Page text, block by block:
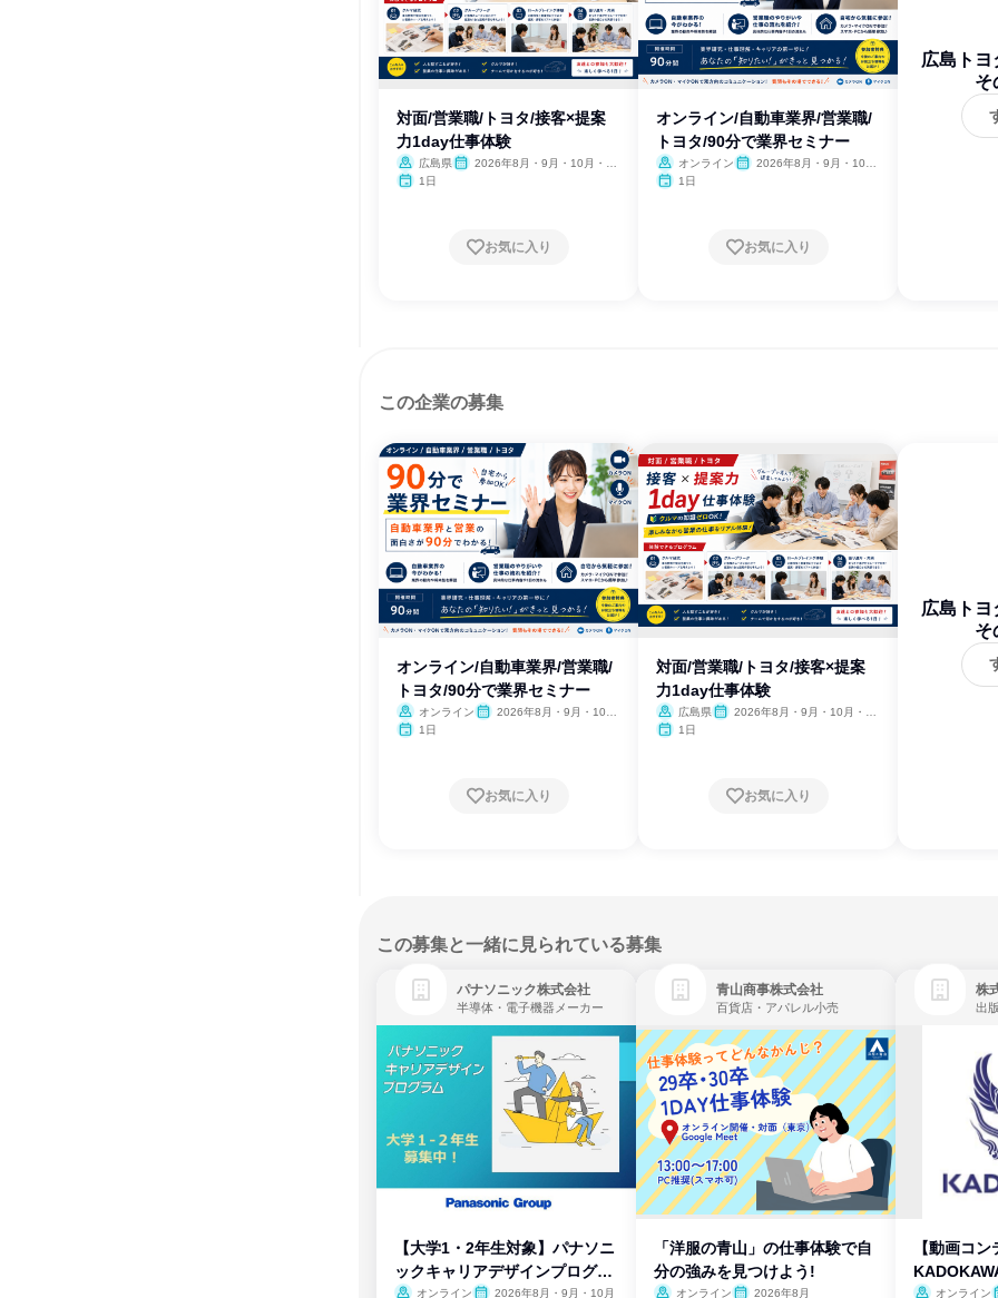
対面/営業職/トヨタ/接客×提案
力1day仕事体験
広島県
2026年8月・9月・10月・11
1日
お気に入り
オンライン/自動車業界/営業職/
トヨタ/90分で業界セミナー
オンライン
2026年8月・9月・10
1日
お気に入り
広島トヨ
そ
この企業の募集
オンライン/自動車業界/営業職/
トヨタ/90分で業界セミナー
オンライン
2026年8月・9月・10
1日
お気に入り
対面/営業職/トヨタ/接客×提案
力1day仕事体験
広島県
2026年8月・9月・10月・11
1日
お気に入り
広島トヨ
そ
この募集と一緒に見られている募集
パナソニック株式会社
半導体・電子機器メーカー
【大学1・2年生対象】パナソニ
ックキャリアデザインプログラ
オンライン 2026年8月・9月・10月
青山商事株式会社
百貨店・アパレル小売
「洋服の青山」の仕事体験で自
分の強みを見つけよう!
オンライン 2026年8月
株
出
【動画コ
オンライン